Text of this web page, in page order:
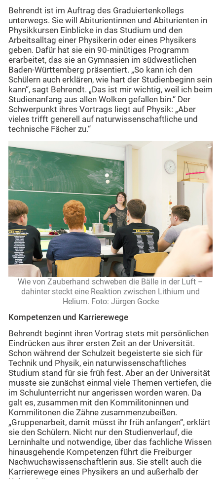
Behrendt ist im Auftrag des Graduiertenkollegs
unterwegs. Sie will Abiturientinnen und Abiturienten in
Physikkursen Einblicke in das Studium und den
Arbeitsalltag einer Physikerin oder eines Physikers
geben. Dafür hat sie ein 90-minütiges Programm
erarbeitet, das sie an Gymnasien im südwestlichen
Baden-Württemberg präsentiert. „So kann ich den
Schülern auch erklären, wie hart der Studienbeginn sein
kann“, sagt Behrendt. „Das ist mir wichtig, weil ich beim
Studienanfang aus allen Wolken gefallen bin.“ Der
Schwerpunkt ihres Vortrags liegt auf Physik: „Aber
vieles trifft generell auf naturwissenschaftliche und
technische Fächer zu.“
Wie von Zauberhand schweben die Bälle in der Luft –
dahinter steckt eine Reaktion zwischen Lithium und
Helium. Foto: Jürgen Gocke
Kompetenzen und Karrierewege
Behrendt beginnt ihren Vortrag stets mit persönlichen
Eindrücken aus ihrer ersten Zeit an der Universität.
Schon während der Schulzeit begeisterte sie sich für
Technik und Physik, ein naturwissenschaftliches
Studium stand für sie früh fest. Aber an der Universität
musste sie zunächst einmal viele Themen vertiefen, die
im Schulunterricht nur angerissen worden waren. Da
galt es, zusammen mit den Kommilitoninnen und
Kommilitonen die Zähne zusammenzubeißen.
„Gruppenarbeit, damit müsst ihr früh anfangen“, erklärt
sie den Schülern. Nicht nur den Studienverlauf, die
Lerninhalte und notwendige, über das fachliche Wissen
hinausgehende Kompetenzen führt die Freiburger
Nachwuchswissenschaftlerin aus. Sie stellt auch die
Karrierewege eines Physikers an und außerhalb der